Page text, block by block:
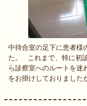
中待合室の足下に患者様
た。 これまで、特に初
ら診察室へのルートを迷
をお掛けしておりました